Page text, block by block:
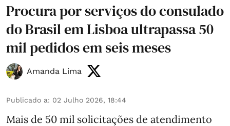
Procura por serviços do consulado
do Brasil em Lisboa ultrapassa 50
mil pedidos em seis meses
Amanda Lima
Publicado a: 02 Julho 2026, 18:44
Mais de 50 mil solicitações de atendimento